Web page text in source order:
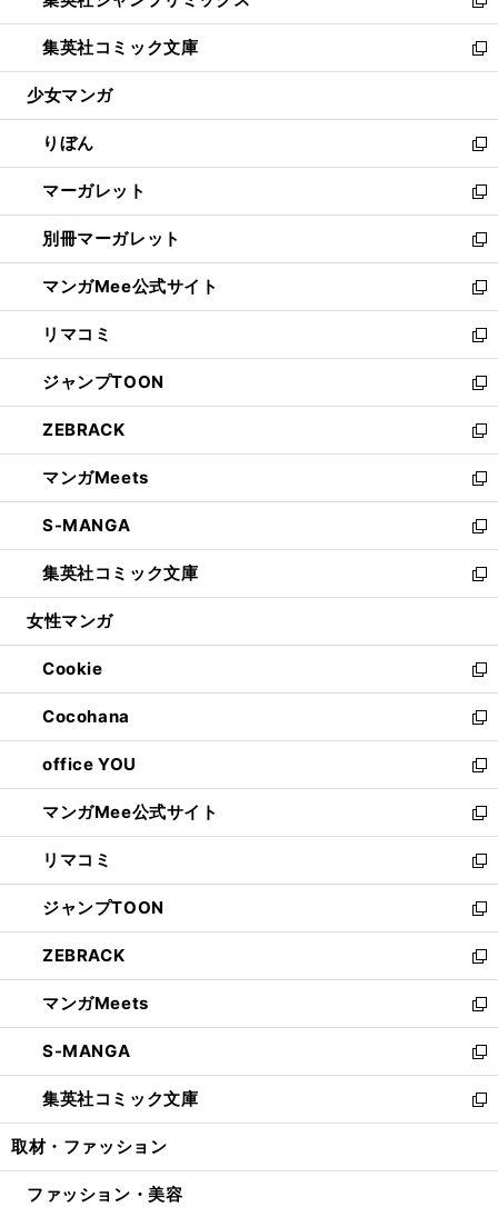
開
く
ウ
で
開
ン
ド
ウ
開
く
ウ
ィ
ン
ウ
で
開
く
新
し
い
ウ
ン
ド
ウ
で
開
く
集英社コミック文庫
新
し
ウ
ィ
ン
ド
ウ
で
開
く
少女マンガ
りぼん
新
し
い
ウ
ィ
ン
ド
ウ
で
開
く
マーガレット
新
し
い
ウ
ィ
ン
ド
ウ
で
開
く
別冊マーガレット
新
し
い
ウ
ィ
ン
ド
ウ
で
開
く
マンガMee公式サイト
新
し
い
ウ
ィ
ン
ド
ウ
で
開
く
リマコミ
新
し
い
ウ
ィ
ン
ド
ウ
で
開
く
ジャンプTOON
新
し
い
ウ
ィ
ン
ド
ウ
で
開
ZEBRACK
新
し
い
ウ
ィ
ン
ド
ウ
開
く
マンガMeets
新
し
い
ウ
ィ
ン
ウ
で
開
く
S-MANGA
新
し
い
ウ
ン
ド
ウ
で
開
く
集英社コミック文庫
新
し
ウ
ィ
ン
ド
ウ
で
開
く
女性マンガ
Cookie
新
し
い
ウ
ィ
ン
ド
ウ
で
開
く
Cocohana
新
し
い
ウ
ィ
ン
ド
ウ
で
開
く
office YOU
新
し
い
ウ
ィ
ン
ド
ウ
で
開
く
マンガMee公式サイト
新
し
い
ウ
ィ
ン
ド
ウ
で
開
く
リマコミ
新
し
い
ウ
ィ
ン
ド
ウ
で
開
く
ジャンプTOON
新
し
い
ウ
ィ
ン
ド
ウ
で
開
ZEBRACK
新
し
い
ウ
ィ
ン
ド
ウ
開
マンガMeets
新
し
い
ウ
ィ
ン
ウ
S-MANGA
新
し
い
ウ
ン
集英社コミック文庫
新
し
ウ
取材・ファッション
ファッション・美容